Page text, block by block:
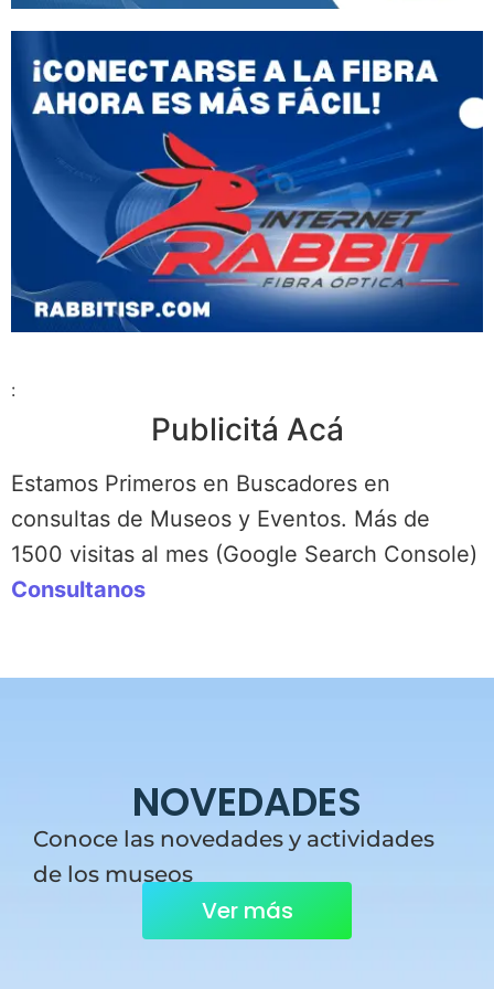
:
Publicitá Acá
Estamos Primeros en Buscadores en
consultas de Museos y Eventos. Más de
1500 visitas al mes (Google Search Console)
Consultanos
NOVEDADES
Conoce las novedades y actividades
de los museos
Ver más